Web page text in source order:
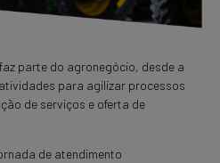
parte do agronegócio, desde a
para agilizar processos
de serviços e oferta de
de atendimento